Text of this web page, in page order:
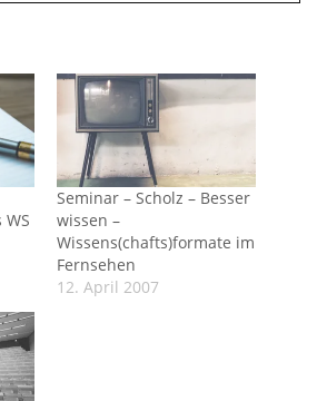
Seminar – Scholz – Besser
wissen –
Wissens(chafts)formate im
Fernsehen
12. April 2007